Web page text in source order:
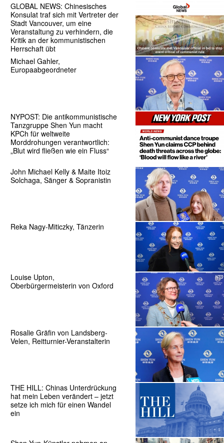
GLOBAL NEWS: Chinesisches
Konsulat traf sich mit Vertreter der
Stadt Vancouver, um eine
Veranstaltung zu verhindern, die
Kritik an der kommunistischen
Herrschaft übt
Michael Gahler,
Europaabgeordneter
NYPOST: Die antikommunistische
Tanzgruppe Shen Yun macht
KPCh für weltweite
Morddrohungen verantwortlich:
„Blut wird fließen wie ein Fluss“
John Michael Kelly & Maite Itoiz
Solchaga, Sänger & Sopranistin
Reka Nagy-Miticzky, Tänzerin
Louise Upton,
Oberbürgermeisterin von Oxford
Rosalie Gräfin von Landsberg-
Velen, Reitturnier-Veranstalterin
THE HILL: Chinas Unterdrückung
hat mein Leben verändert – jetzt
setze ich mich für einen Wandel
ein